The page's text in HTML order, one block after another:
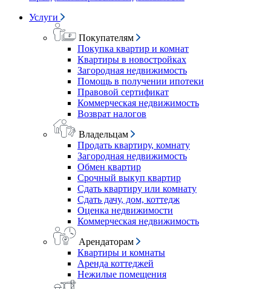
Услуги
Покупателям
Покупка квартир и комнат
Квартиры в новостройках
Загородная недвижимость
Помощь в получении ипотеки
Правовой сертификат
Коммерческая недвижимость
Возврат налогов
Владельцам
Продать квартиру, комнату
Загородная недвижимость
Обмен квартир
Срочный выкуп квартир
Сдать квартиру или комнату
Сдать дачу, дом, коттедж
Оценка недвижимости
Коммерческая недвижимость
Арендаторам
Квартиры и комнаты
Аренда коттеджей
Нежилые помещения